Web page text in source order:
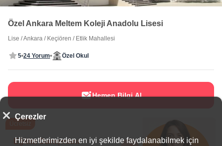
Özel Ankara Meltem Koleji Anadolu Lisesi
Lise /Ankara / Keçiören / Etlik Mahallesi
5 24 Yorum Özel Okul
Hemen Bilgi Al
Eğitim Danışmanı
Çerezler
Hizmetlerimizden en iyi şekilde faydalanabilmek için